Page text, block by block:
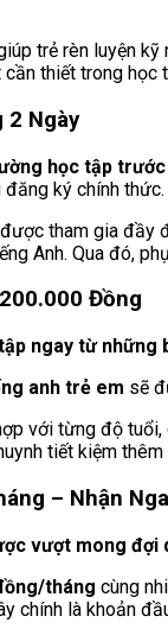
trẻ rèn luyện
thiết trong
2 Ngày
học tập
ký chính thức.
tham gia đầy
Anh. Qua đó,
Đồng
ngay từ những
anh trẻ em sẽ
với từng độ
tiết kiệm
– Nhận
vượt mong
tháng cùng
chính là khoản